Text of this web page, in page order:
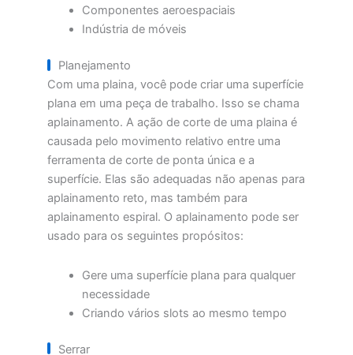
Componentes aeroespaciais
Indústria de móveis
Planejamento
Com uma plaina, você pode criar uma superfície
plana em uma peça de trabalho. Isso se chama
aplainamento. A ação de corte de uma plaina é
causada pelo movimento relativo entre uma
ferramenta de corte de ponta única e a
superfície. Elas são adequadas não apenas para
aplainamento reto, mas também para
aplainamento espiral. O aplainamento pode ser
usado para os seguintes propósitos:
Gere uma superfície plana para qualquer
necessidade
Criando vários slots ao mesmo tempo
Serrar